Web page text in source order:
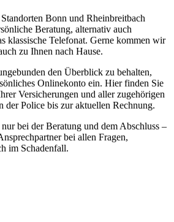
Bonn und Rheinbreitbach
Beratung, alternativ auch
klassische Telefonat. Gerne kommen wir
zu Ihnen nach Hause.
den Überblick zu behalten,
Onlinekonto ein. Hier finden Sie
Versicherungen und aller zugehörigen
der Police bis zur aktuellen Rechnung.
bei der Beratung und dem Abschluss –
bei allen Fragen,
im Schadenfall.